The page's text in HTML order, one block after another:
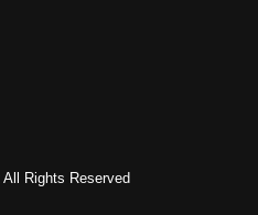
Rights Reserved